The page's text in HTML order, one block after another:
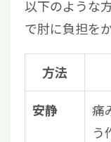
以下のような
で肘に負担を
方法
安静
痛
う